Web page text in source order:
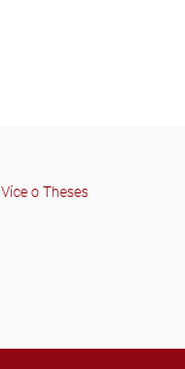
Více o Theses